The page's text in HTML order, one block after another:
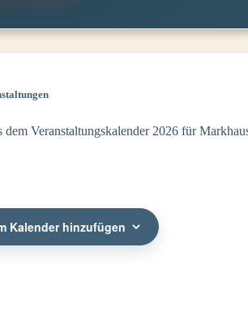
dem Veranstaltungskalender 2026 für
Kalender hinzufügen